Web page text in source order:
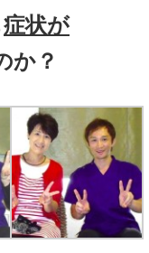
症状が
か？